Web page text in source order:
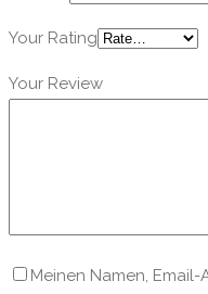
Your Rating
Your Review
Meinen Namen,